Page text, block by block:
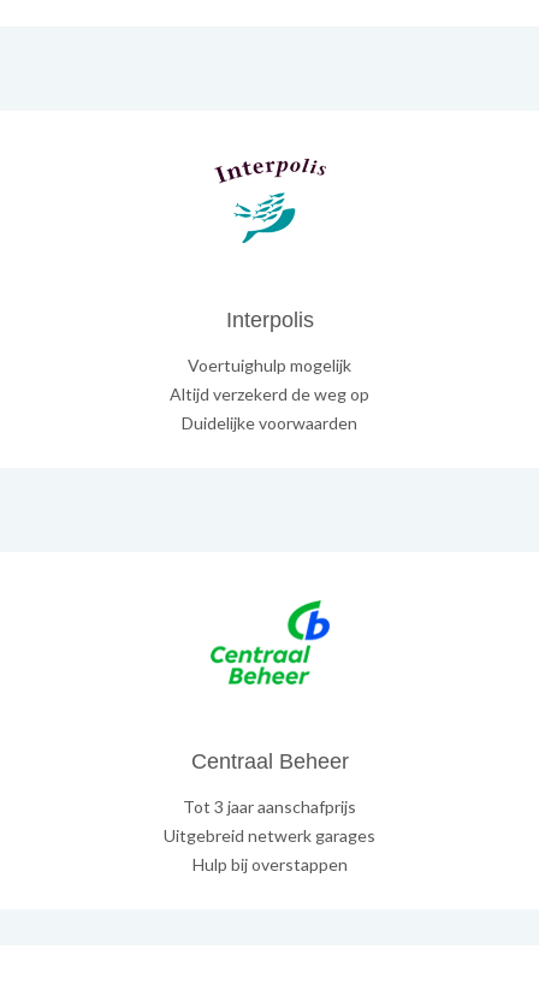
Interpolis
Voertuighulp mogelijk
Altijd verzekerd de weg op
Duidelijke voorwaarden
Centraal Beheer
Tot 3 jaar aanschafprijs
Uitgebreid netwerk garages
Hulp bij overstappen